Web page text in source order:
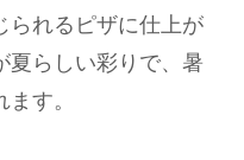
られるピザに仕上が
夏らしい彩りで、暑
す。